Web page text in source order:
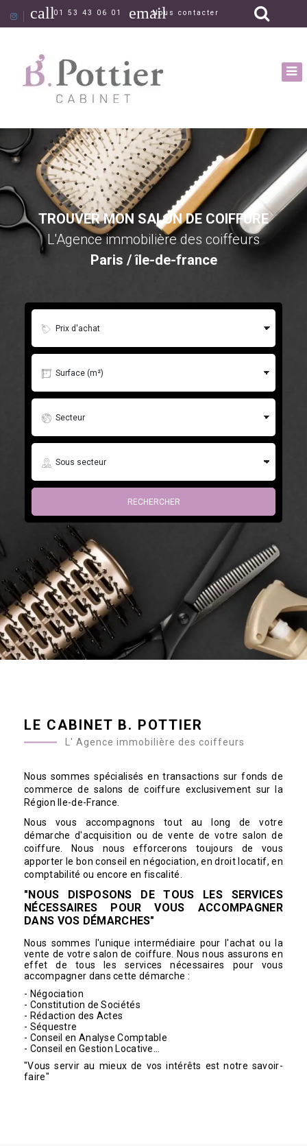
call01 53 43 06 01 emailNous contacter
TROUVER MON SALON DE COIFFURE
L'Agence immobilière des coiffeurs
Paris / île-de-france
LE CABINET B. POTTIER
L' Agence immobilière des coiffeurs
Nous sommes spécialisés en transactions sur fonds de
commerce de salons de coiffure exclusivement sur la
Région Ile-de-France.
Nous vous accompagnons tout au long de votre
démarche d'acquisition ou de vente de votre salon de
coiffure.
Nous nous efforcerons toujours de vous
apporter le bon conseil en négociation, en droit locatif, en
comptabilité ou encore en fiscalité.
"NOUS DISPOSONS DE TOUS LES SERVICES
NÉCESSAIRES POUR VOUS ACCOMPAGNER
DANS VOS DÉMARCHES"
Nous sommes l'unique intermédiaire pour l'achat ou la
vente de votre salon de coiffure.
Nous nous assurons en
effet de tous les services nécessaires pour vous
accompagner dans cette démarche :
- Négociation
- Constitution de Sociétés
- Rédaction des Actes
- Séquestre
- Conseil en Analyse Comptable
- Conseil en Gestion Locative...
"Vous servir au mieux de vos intérêts est notre savoir-
faire"